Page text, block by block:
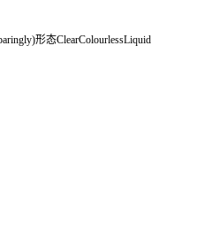
形态ClearColourlessLiquid